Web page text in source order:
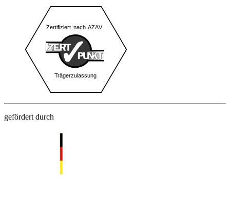
gefördert durch